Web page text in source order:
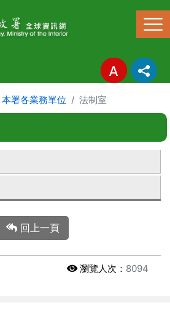
本署各業務單位 法制室
回上一頁
瀏覽人次： 8094